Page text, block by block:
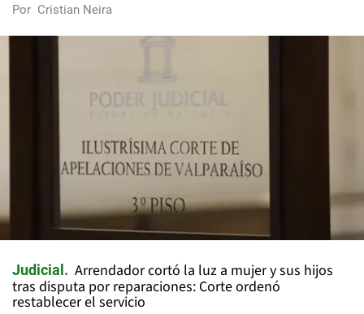
Por Cristian Neira
Judicial
Arrendador cortó la luz a mujer y sus hijos
tras disputa por reparaciones: Corte ordenó
restablecer el servicio